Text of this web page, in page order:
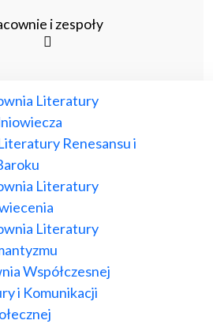
i zespoły
Literatury
Renesansu i
Literatury
Literatury
Współczesnej
i Komunikacji